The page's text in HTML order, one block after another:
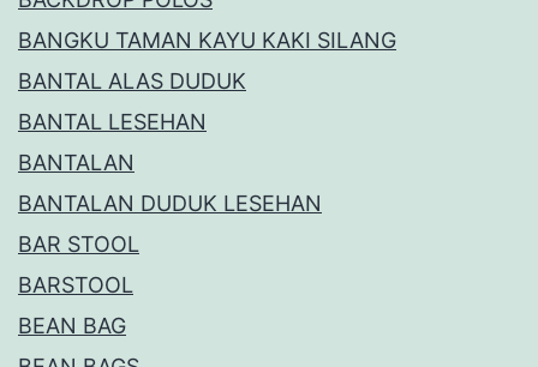
BANGKU TAMAN KAYU KAKI SILANG
BANTAL ALAS DUDUK
BANTAL LESEHAN
BANTALAN
BANTALAN DUDUK LESEHAN
BAR STOOL
BARSTOOL
BEAN BAG